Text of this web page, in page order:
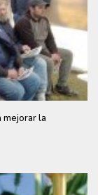
mejorar la